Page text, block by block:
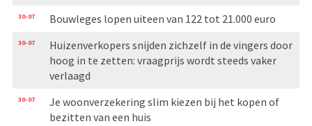
30-07 Bouwleges lopen uiteen van 122 tot 21.000 euro
30-07
Huizenverkopers snijden zichzelf in de vingers door
hoog in te zetten: vraagprijs wordt steeds vaker
verlaagd
30-07
Je woonverzekering slim kiezen bij het kopen of
bezitten van een huis